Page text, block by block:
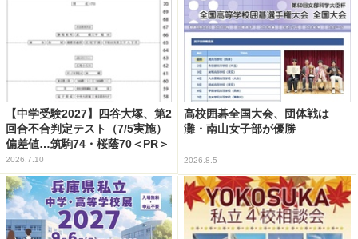
【中学受験2027】四谷大塚、第2
回合不合判定テスト（7/5実施）
偏差値…筑駒74・桜蔭70＜PR＞
2026.7.10
高校囲碁全国大会、団体戦は
灘・南山女子部が優勝
2026.8.5